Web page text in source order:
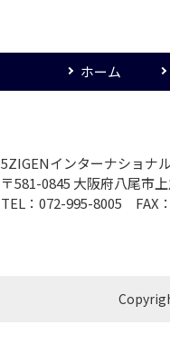
ホーム
5ZIGENインターナショナ
〒581-0845 大阪府八尾市
TEL：072-995-8005 FAX